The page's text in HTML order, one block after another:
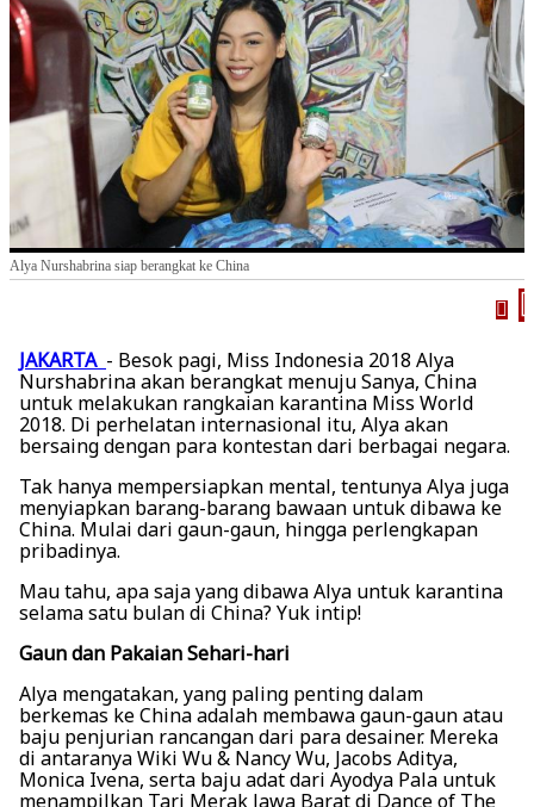
Alya Nurshabrina siap berangkat ke China
JAKARTA - Besok pagi, Miss Indonesia 2018 Alya
Nurshabrina akan berangkat menuju Sanya, China
untuk melakukan rangkaian karantina Miss World
2018. Di perhelatan internasional itu, Alya akan
bersaing dengan para kontestan dari berbagai negara.
Tak hanya mempersiapkan mental, tentunya Alya juga
menyiapkan barang-barang bawaan untuk dibawa ke
China. Mulai dari gaun-gaun, hingga perlengkapan
pribadinya.
Mau tahu, apa saja yang dibawa Alya untuk karantina
selama satu bulan di China? Yuk intip!
Gaun dan Pakaian Sehari-hari
Alya mengatakan, yang paling penting dalam
berkemas ke China adalah membawa gaun-gaun atau
baju penjurian rancangan dari para desainer. Mereka
di antaranya Wiki Wu & Nancy Wu, Jacobs Aditya,
Monica Ivena, serta baju adat dari Ayodya Pala untuk
menampilkan Tari Merak Jawa Barat di Dance of The